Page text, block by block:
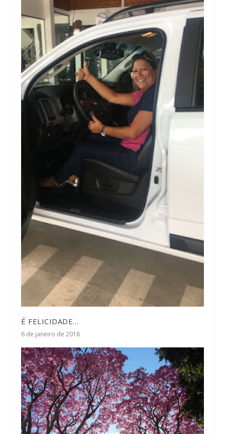
É FELICIDADE…
6 de janeiro de 2018